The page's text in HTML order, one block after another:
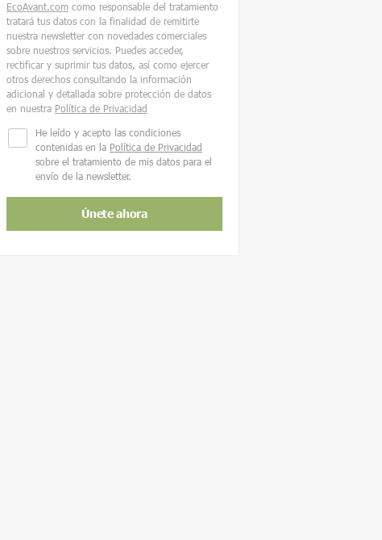
EcoAvant.com como responsable del tratamiento
tratará tus datos con la finalidad de remitirte
nuestra newsletter con novedades comerciales
sobre nuestros servicios. Puedes acceder,
rectificar y suprimir tus datos, así como ejercer
otros derechos consultando la información
adicional y detallada sobre protección de datos
en nuestra Política de Privacidad
He leído y acepto las condiciones
contenidas en la Política de Privacidad
sobre el tratamiento de mis datos para el
envío de la newsletter.